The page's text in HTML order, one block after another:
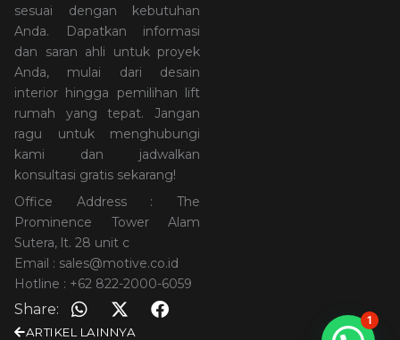
sesuai dengan kebutuhan
Anda. Dapatkan informasi
dan saran ahli untuk proyek
Anda, mulai dari desain
interior hingga pemilihan lift
rumah yang tepat. Jangan
ragu untuk menghubungi
kami dan jadwalkan
konsultasi gratis sekarang!
Office Address : The
Prominence Tower Alam
Sutera, lt. 28 unit c
Email : sales@motive.co.id
Hotline : +62 822-2000-6059
Share:
ARTIKEL LAINNYA
1